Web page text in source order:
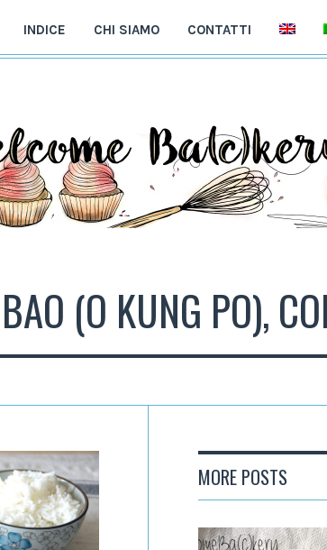
INDICE CHI SIAMO CONTATTI
(O KUNG PO),
MORE POSTS